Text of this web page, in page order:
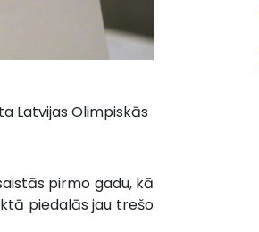
Latvijas Olimpiskās
pirmo gadu, kā
piedalās jau trešo